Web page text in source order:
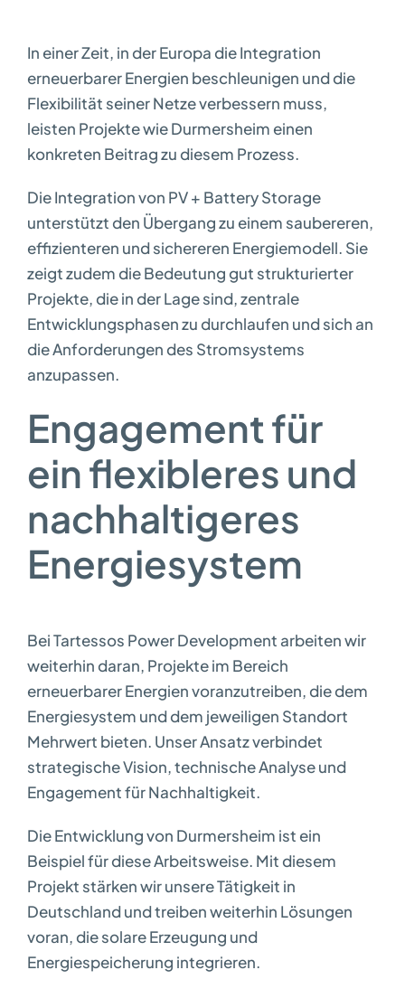
In einer Zeit, in der Europa die Integration
erneuerbarer Energien beschleunigen und die
Flexibilität seiner Netze verbessern muss,
leisten Projekte wie Durmersheim einen
konkreten Beitrag zu diesem Prozess.
Die Integration von PV + Battery Storage
unterstützt den Übergang zu einem saubereren,
effizienteren und sichereren Energiemodell. Sie
zeigt zudem die Bedeutung gut strukturierter
Projekte, die in der Lage sind, zentrale
Entwicklungsphasen zu durchlaufen und sich an
die Anforderungen des Stromsystems
anzupassen.
Engagement für
ein flexibleres und
nachhaltigeres
Energiesystem
Bei Tartessos Power Development arbeiten wir
weiterhin daran, Projekte im Bereich
erneuerbarer Energien voranzutreiben, die dem
Energiesystem und dem jeweiligen Standort
Mehrwert bieten. Unser Ansatz verbindet
strategische Vision, technische Analyse und
Engagement für Nachhaltigkeit.
Die Entwicklung von Durmersheim ist ein
Beispiel für diese Arbeitsweise. Mit diesem
Projekt stärken wir unsere Tätigkeit in
Deutschland und treiben weiterhin Lösungen
voran, die solare Erzeugung und
Energiespeicherung integrieren.